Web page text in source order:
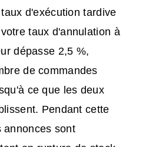
d'exécution tardive
taux d'annulation à
dépasse 2,5 %,
de commandes
ce que les deux
Pendant cette
annonces sont